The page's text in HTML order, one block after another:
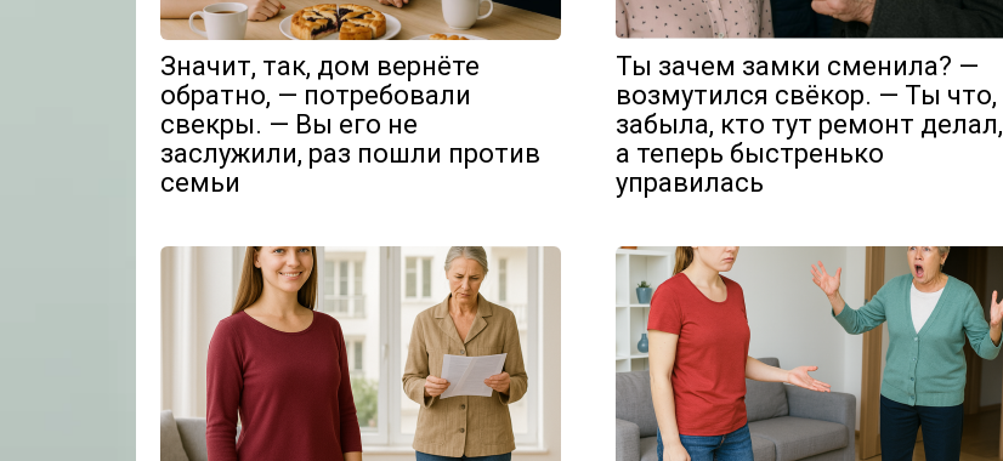
Значит, так, дом вернёте
обратно, — потребовали
свекры. — Вы его не
заслужили, раз пошли против
семьи
Ты зачем замки сменила? —
возмутился свёкор. — Ты что,
забыла, кто тут ремонт делал,
а теперь быстренько
управилась